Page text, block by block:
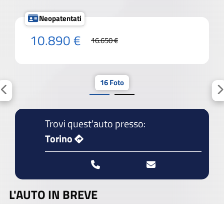
Neopatentati
10.890 € 16.650 €
16 Foto
Trovi quest'auto presso:
Torino
L'AUTO IN BREVE